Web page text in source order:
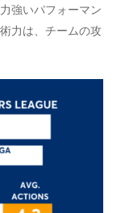
強いパフォーマン
力は、チームの攻